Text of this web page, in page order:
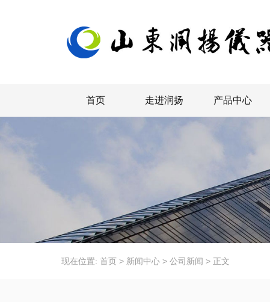
首页 走进润扬 产品中心
现在位置: 首页 > 新闻中心 > 公司新闻 > 正文